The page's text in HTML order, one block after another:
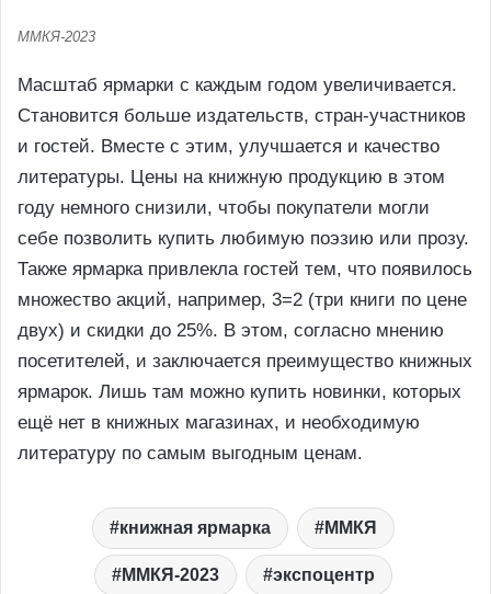
ММКЯ-2023
Масштаб ярмарки с каждым годом увеличивается.
Становится больше издательств, стран-участников
и гостей. Вместе с этим, улучшается и качество
литературы. Цены на книжную продукцию в этом
году немного снизили, чтобы покупатели могли
себе позволить купить любимую поэзию или прозу.
Также ярмарка привлекла гостей тем, что появилось
множество акций, например, 3=2 (три книги по цене
двух) и скидки до 25%. В этом, согласно мнению
посетителей, и заключается преимущество книжных
ярмарок. Лишь там можно купить новинки, которых
ещё нет в книжных магазинах, и необходимую
литературу по самым выгодным ценам.
книжная ярмарка ММКЯ
ММКЯ-2023 экспоцентр